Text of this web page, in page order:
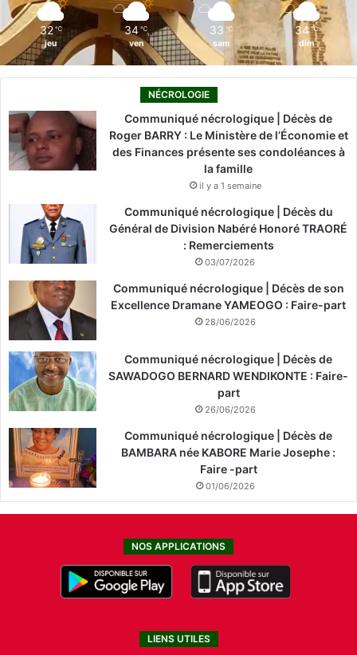
32 ℃
jeu
34 ℃
ven
33 ℃
sam
34 ℃
dim
NÉCROLOGIE
Communiqué nécrologique | Décès de
Roger BARRY : Le Ministère de l’Économie et
des Finances présente ses condoléances à
la famille
il y a 1 semaine
Communiqué nécrologique | Décès du
Général de Division Nabéré Honoré TRAORÉ
: Remerciements
03/07/2026
Communiqué nécrologique | Décès de son
Excellence Dramane YAMEOGO : Faire-part
28/06/2026
Communiqué nécrologique | Décès de
SAWADOGO BERNARD WENDIKONTE : Faire-
part
26/06/2026
Communiqué nécrologique | Décès de
BAMBARA née KABORE Marie Josephe :
Faire -part
01/06/2026
NOS APPLICATIONS
LIENS UTILES